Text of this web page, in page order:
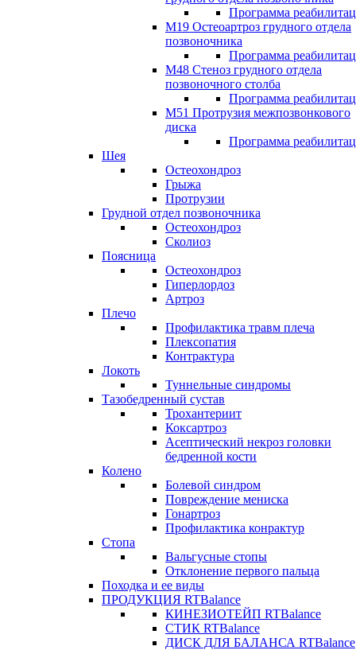
Программа
М19 Остеоартроз грудного отдела
позвоночника
Программа
M48 Стеноз грудного отдела
позвоночного столба
Программа
М51 Протрузия межпозвонкового
диска
Программа
Шея
Остеохондроз
Грыжа
Протрузии
Грудной отдел позвоночника
Остеохондроз
Сколиоз
Поясница
Остеохондроз
Гиперлордоз
Артроз
Плечо
Профилактика травм плеча
Плексопатия
Контрактура
Локоть
Туннельные синдромы
Тазобедренный сустав
Трохантериит
Коксартроз
Асептический некроз головки
бедренной кости
Колено
Болевой синдром
Повреждение мениска
Гонартроз
Профилактика конрактур
Стопа
Вальгусные стопы
Отклонение первого пальца
Походка и ее виды
ПРОДУКЦИЯ RTBalance
КИНЕЗИОТЕЙП RTBalance
СТИК RTBalance
ДИСК ДЛЯ БАЛАНСА RTBalance